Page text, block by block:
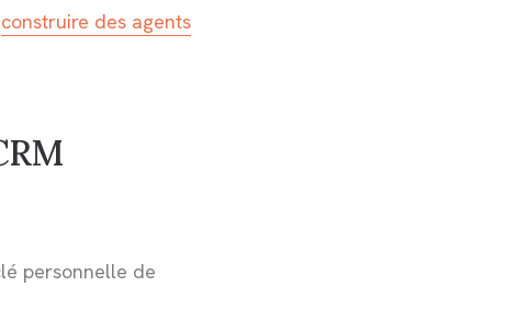
construire des agents
personnelle de